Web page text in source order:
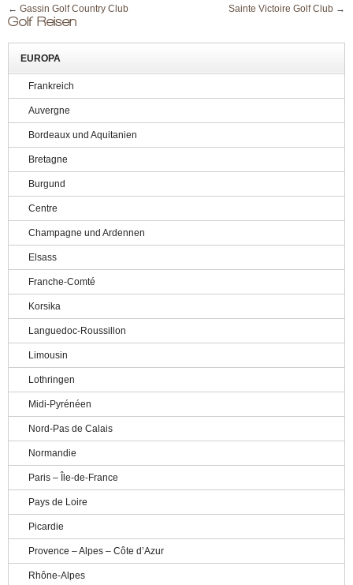
← Gassin Golf Country Club Sainte Victoire Golf Club →
Golf Reisen
EUROPA
Frankreich
Auvergne
Bordeaux und Aquitanien
Bretagne
Burgund
Centre
Champagne und Ardennen
Elsass
Franche-Comté
Korsika
Languedoc-Roussillon
Limousin
Lothringen
Midi-Pyrénéen
Nord-Pas de Calais
Normandie
Paris – Île-de-France
Pays de Loire
Picardie
Provence – Alpes – Côte d’Azur
Rhône-Alpes